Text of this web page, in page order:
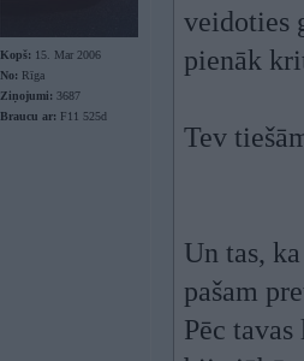
Kopš: 15. Mar 2006
No: Rīga
Ziņojumi: 3687
Braucu ar: F11 525d
veidoties
pienāk
Tev
Un tas,
pašam
Pēc